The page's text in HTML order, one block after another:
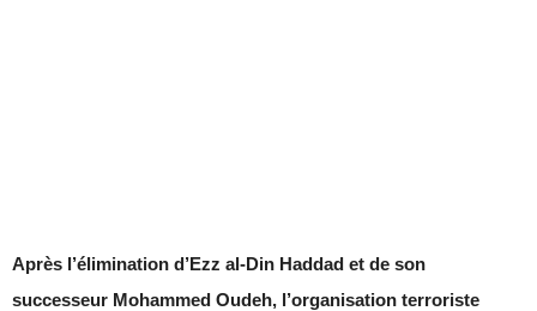
Après l’élimination d’Ezz al-Din Haddad et de son
successeur Mohammed Oudeh, l’organisation terroriste